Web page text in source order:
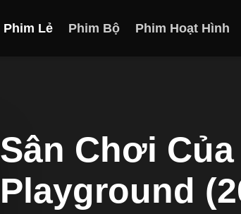
Phim Lẻ Phim Bộ Phim Hoạt Hình
Sân Chơi
Playground